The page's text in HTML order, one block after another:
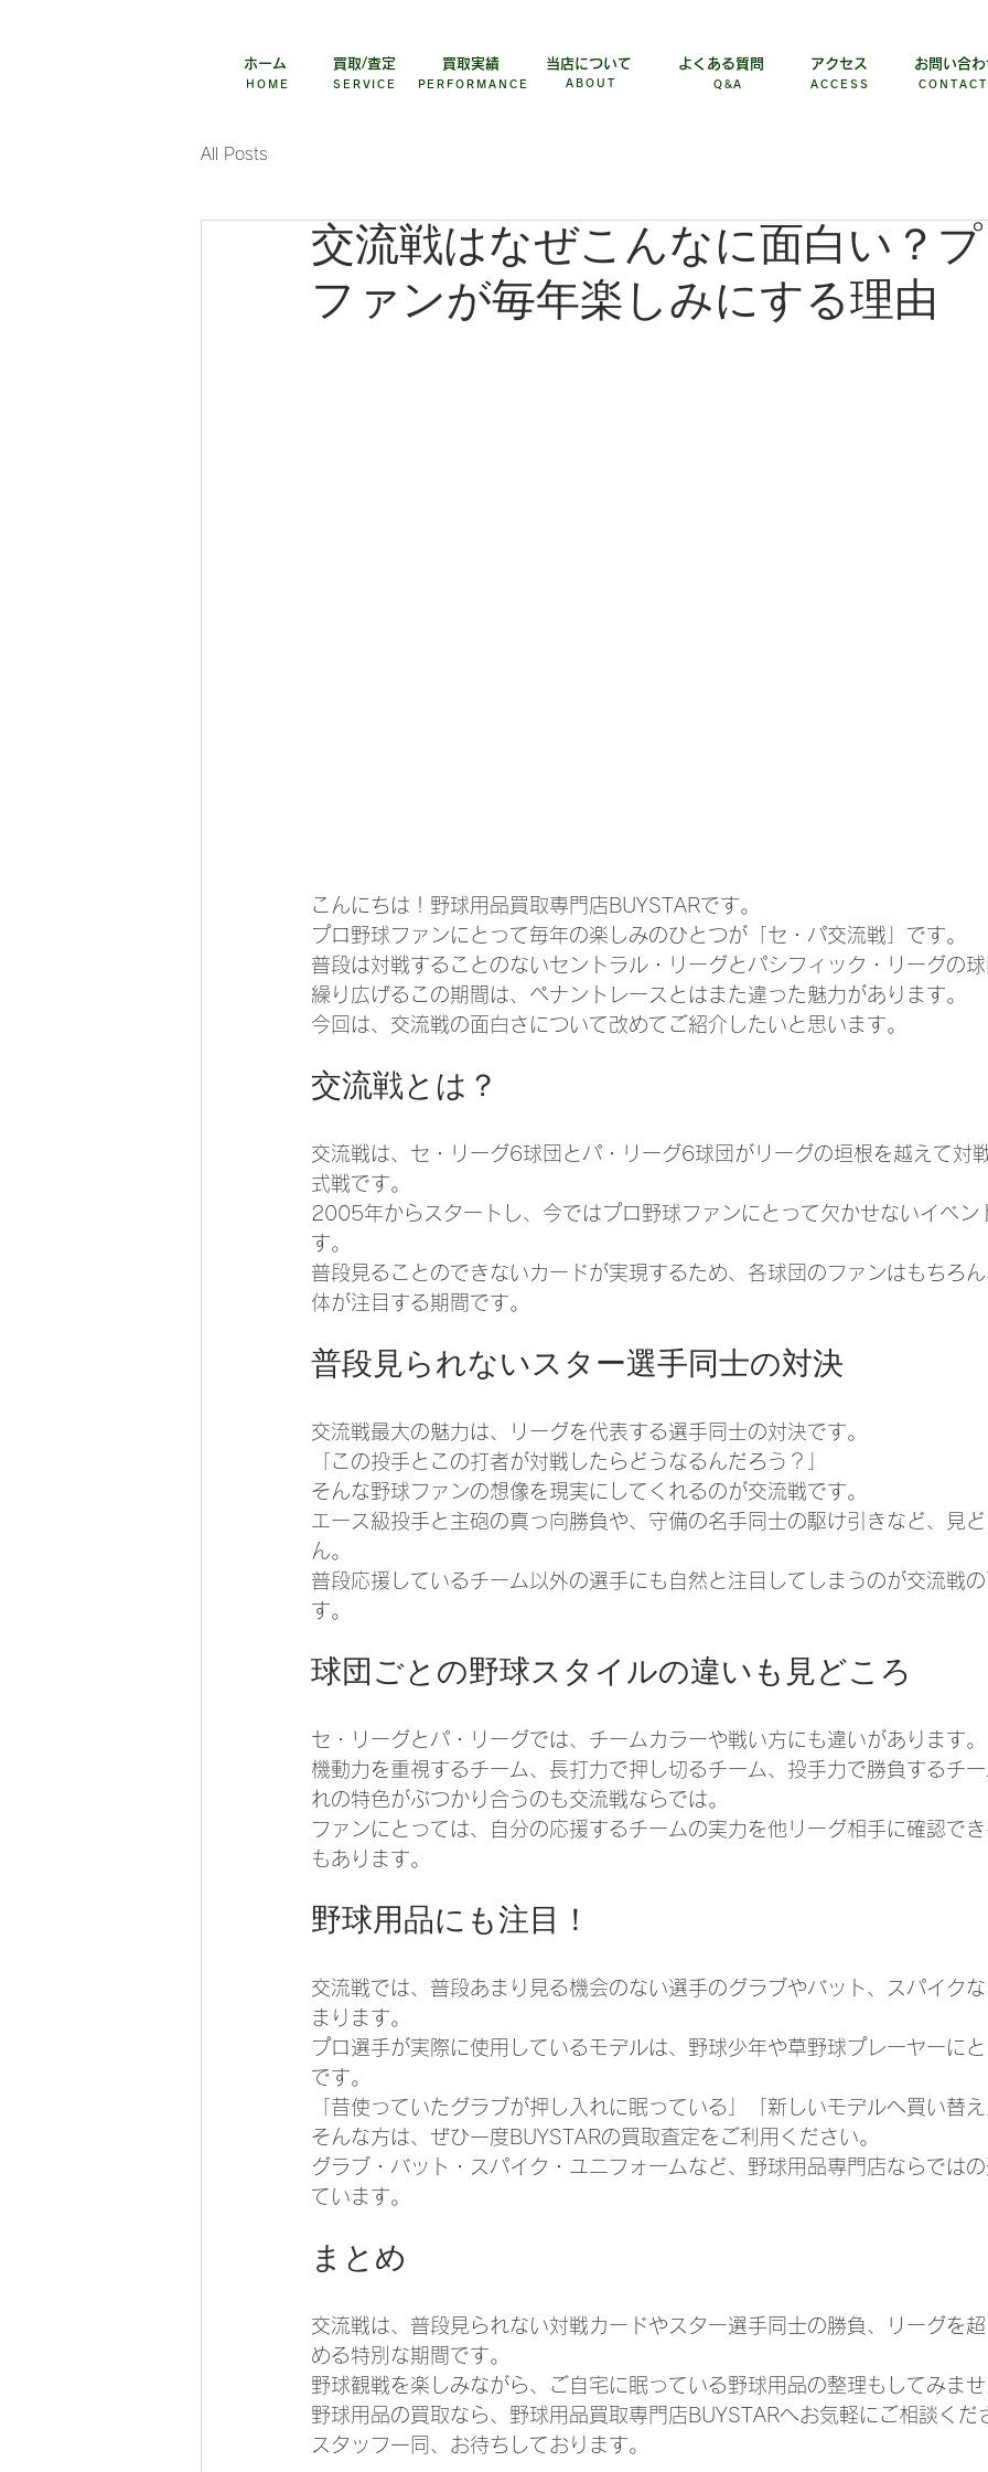
ホーム 買取/査定 買取実績 当店について よくある質問 アクセス お問い合
HOME SERVICE PERFORMANCE ABOUT Q&A ACCESS ​CONTACT
All Posts
交流戦はなぜこんなに面白い？
ファンが毎年楽しみにする理由
こんにちは！野球用品買取専門店BUYSTARです。
プロ野球ファンにとって毎年の楽しみのひとつが「セ・パ交流戦」です。
普段は対戦することのないセントラル・リーグとパシフィック・リーグの
繰り広げるこの期間は、ペナントレースとはまた違った魅力があります。
今回は、交流戦の面白さについて改めてご紹介したいと思います。
交流戦とは？
交流戦は、セ・リーグ6球団とパ・リーグ6球団がリーグの垣根を越えて対
式戦です。
2005年からスタートし、今ではプロ野球ファンにとって欠かせないイベン
す。
普段見ることのできないカードが実現するため、各球団のファンはもちろ
体が注目する期間です。
普段見られないスター選手同士の対決
交流戦最大の魅力は、リーグを代表する選手同士の対決です。
「この投手とこの打者が対戦したらどうなるんだろう？」
そんな野球ファンの想像を現実にしてくれるのが交流戦です。
エース級投手と主砲の真っ向勝負や、守備の名手同士の駆け引きなど、見
ん。
普段応援しているチーム以外の選手にも自然と注目してしまうのが交流戦
す。
球団ごとの野球スタイルの違いも見どころ
セ・リーグとパ・リーグでは、チームカラーや戦い方にも違いがあります。
機動力を重視するチーム、長打力で押し切るチーム、投手力で勝負するチ
れの特色がぶつかり合うのも交流戦ならでは。
ファンにとっては、自分の応援するチームの実力を他リーグ相手に確認で
もあります。
野球用品にも注目！
交流戦では、普段あまり見る機会のない選手のグラブやバット、スパイク
まります。
プロ選手が実際に使用しているモデルは、野球少年や草野球プレーヤーに
です。
「昔使っていたグラブが押し入れに眠っている」「新しいモデルへ買い替え
そんな方は、ぜひ一度BUYSTARの買取査定をご利用ください。
グラブ・バット・スパイク・ユニフォームなど、野球用品専門店ならでは
ています。
まとめ
交流戦は、普段見られない対戦カードやスター選手同士の勝負、リーグを
める特別な期間です。
野球観戦を楽しみながら、ご自宅に眠っている野球用品の整理もしてみませ
野球用品の買取なら、野球用品買取専門店BUYSTARへお気軽にご相談くだ
スタッフ一同、お待ちしております。